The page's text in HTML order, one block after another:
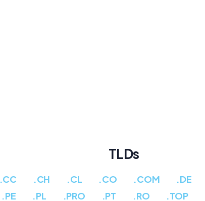
TLDs
.CC .CH .CL .CO .COM .DE
.PE .PL .PRO .PT .RO .TOP